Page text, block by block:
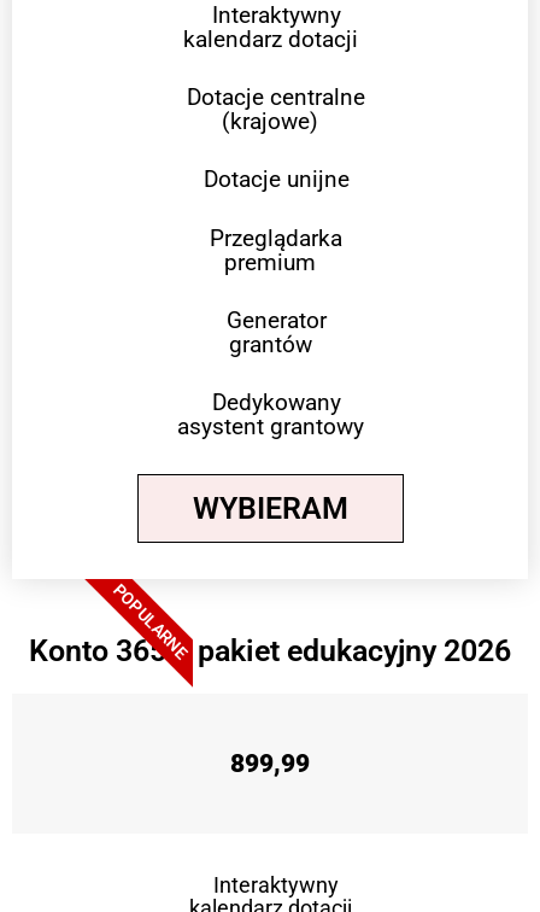
Interaktywny
kalendarz dotacji
Dotacje centralne
(krajowe)
Dotacje unijne
Przeglądarka
premium
Generator
grantów
Dedykowany
asystent grantowy
WYBIERAM
POPULARNE
Konto 365 + pakiet edukacyjny 2026
899,99
Interaktywny